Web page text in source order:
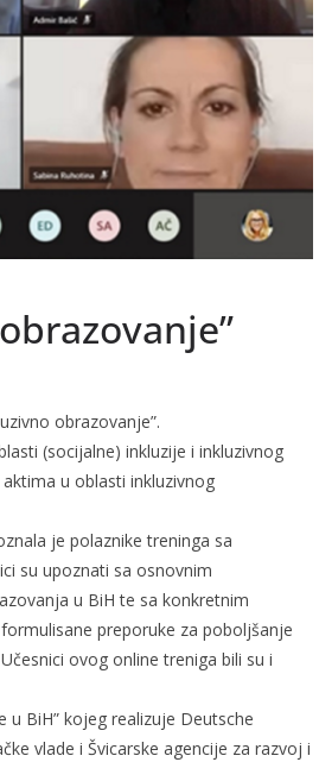
obrazovanje”.
(socijalne) inkluzije i inkluzivnog
u oblasti inkluzivnog
je polaznike treninga sa
su upoznati sa osnovnim
u BiH te sa konkretnim
preporuke za poboljšanje
ovog online treniga bili su i
BiH” kojeg realizuje Deutsche
vlade i Švicarske agencije za razvoj i